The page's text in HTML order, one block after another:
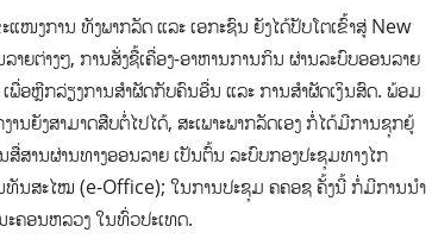
ໜງການ ທັງພາກລັດ ແລະ ເອກະຊົນ ຍັງໄດ້ປັບໂຕເຂົ້າສູ່ New
ຕ່າງໆ, ການສັ່ງຊື້ເຄື່ອງ-ອາຫານການກິນ ຜ່ານລະບົບອອນລາຍ
ພື່ອຫຼີກລ່ຽງການສຳຜັດກັບຄົນອື່ນ ແລະ ການສຳຜັດເງິນສົດ. ພ້ອມ
ຍັງສາມາດສືບຕໍ່ໄປໄດ້, ສະເພາະພາກລັດເອງ ກໍ່ໄດ້ມີການຊຸກຍູ້
ສານຜ່ານທາງອອນລາຍ ເປັນຕົ້ນ ລະບົບກອງປະຊຸມທາງໄກ
ນສະໄໝ (e-Office); ໃນການປະຊຸມ ຄຄອຊ ຄັ້ງນີ້ ກໍ່ມີການນໍາ
ະຄອນຫລວງ ໃນທົ່ວປະເທດ.